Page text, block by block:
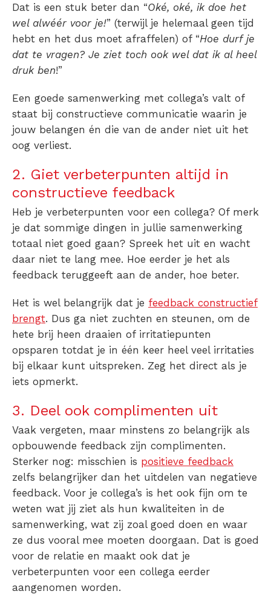
Dat is een stuk beter dan “Oké, oké, ik doe het
wel alwéér voor je!” (terwijl je helemaal geen tijd
hebt en het dus moet afraffelen) of “Hoe durf je
dat te vragen? Je ziet toch ook wel dat ik al heel
druk ben!”
Een goede samenwerking met collega’s valt of
staat bij constructieve communicatie waarin je
jouw belangen én die van de ander niet uit het
oog verliest.
2. Giet verbeterpunten altijd in
constructieve feedback
Heb je verbeterpunten voor een collega? Of merk
je dat sommige dingen in jullie samenwerking
totaal niet goed gaan? Spreek het uit en wacht
daar niet te lang mee. Hoe eerder je het als
feedback teruggeeft aan de ander, hoe beter.
Het is wel belangrijk dat je feedback constructief
brengt. Dus ga niet zuchten en steunen, om de
hete brij heen draaien of irritatiepunten
opsparen totdat je in één keer heel veel irritaties
bij elkaar kunt uitspreken. Zeg het direct als je
iets opmerkt.
3. Deel ook complimenten uit
Vaak vergeten, maar minstens zo belangrijk als
opbouwende feedback zijn complimenten.
Sterker nog: misschien is positieve feedback
zelfs belangrijker dan het uitdelen van negatieve
feedback. Voor je collega’s is het ook fijn om te
weten wat jij ziet als hun kwaliteiten in de
samenwerking, wat zij zoal goed doen en waar
ze dus vooral mee moeten doorgaan. Dat is goed
voor de relatie en maakt ook dat je
verbeterpunten voor een collega eerder
aangenomen worden.